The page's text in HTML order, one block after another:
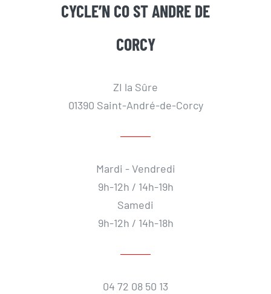
CYCLE’N CO ST ANDRE DE
CORCY
ZI la Sûre
01390 Saint-André-de-Corcy
Mardi - Vendredi
9h-12h / 14h-19h
Samedi
9h-12h / 14h-18h
04 72 08 50 13